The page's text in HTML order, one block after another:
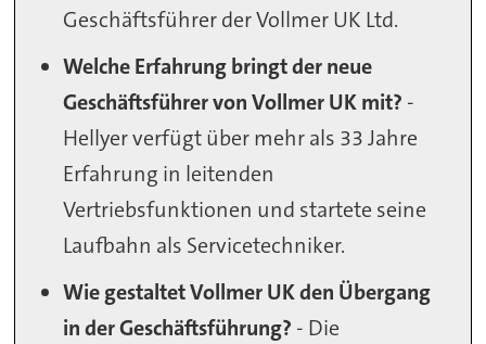
Geschäftsführer der Vollmer UK Ltd.
Welche Erfahrung bringt der neue
Geschäftsführer von Vollmer UK mit? -
Hellyer verfügt über mehr als 33 Jahre
Erfahrung in leitenden
Vertriebsfunktionen und startete seine
Laufbahn als Servicetechniker.
Wie gestaltet Vollmer UK den Übergang
in der Geschäftsführung? - Die